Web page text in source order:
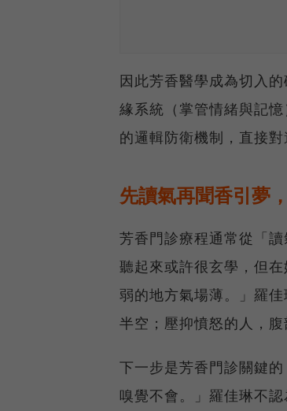
因此芳香醫學成為切入
緣系統（掌管情緒與記
的邏輯防衛機制，直接對
先讀氣再聞香引夢
芳香門診療程通常從「
聽起來或許很玄學，但
弱的地方氣場薄。」羅
半空；壓抑憤怒的人，腹
下一步是芳香門診關鍵
嗅覺不會。」羅佳琳不